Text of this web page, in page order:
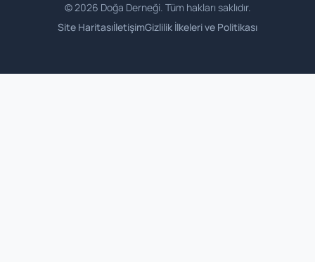
©2026 Doğa Derneği. Tüm hakları saklıdır.
Site HaritasıİletişimGizlilik İlkeleri ve Politikası